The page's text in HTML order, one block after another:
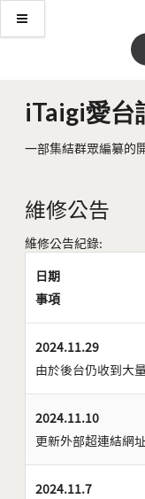
iTaigi愛台
一部集結群眾編纂的
維修公告
維修公告紀錄:
日期
事項
2024.11.29
由於後台仍收到大
2024.11.10
更新外部超連結網
2024.11.7